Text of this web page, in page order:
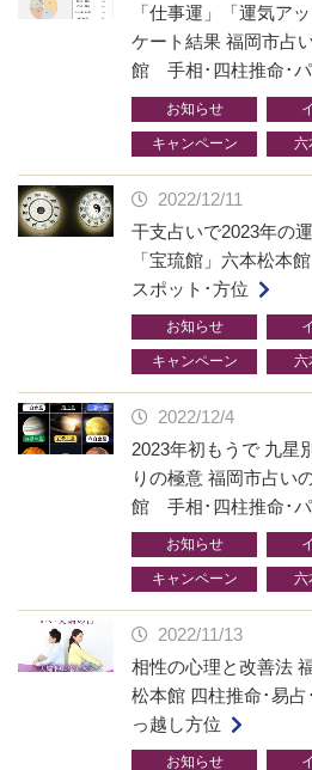
「仕事運」「運気ア
ケート結果 福岡市占
館 手相･四柱推命･
お知らせ
キャンペーン 六
2022/12/11
干支占いで2023年の
「宝琉館」六本松本
スポット･方位
お知らせ
キャンペーン 六
2022/12/4
2023年初もうで 九
りの極意 福岡市占い
館 手相･四柱推命･
お知らせ
キャンペーン 六
2022/11/13
相性の心理と改善法
松本館 四柱推命･易
っ越し方位
お知らせ